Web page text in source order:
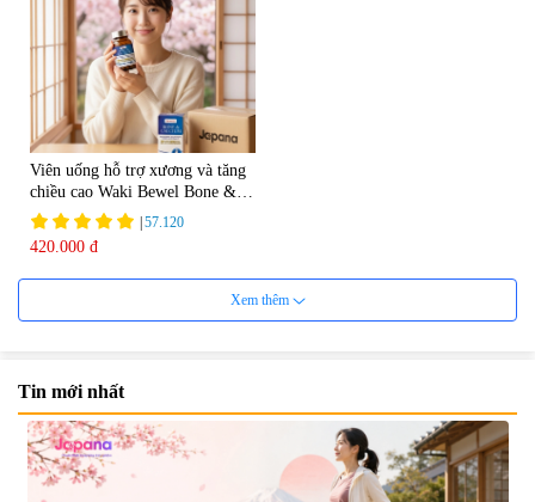
Viên uống hỗ trợ xương và tăng
chiều cao Waki Bewel Bone &
Calcium
|57.120
420.000 đ
Xem thêm
Tin mới nhất